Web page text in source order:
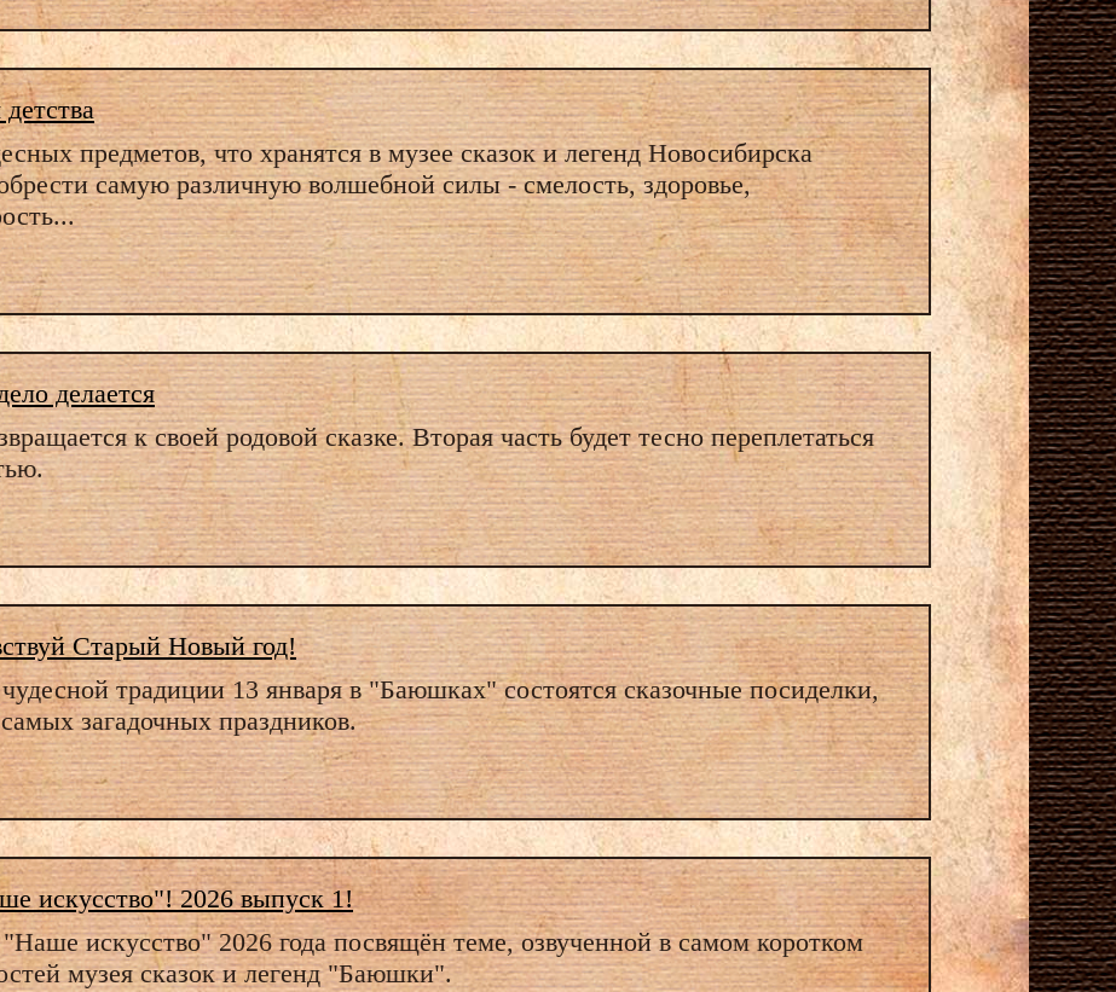
предметов, что хранятся в музее сказок и легенд Новосибирска
самую различную волшебной силы - смелость, здоровье,
делается
к своей родовой сказке. Вторая часть будет тесно переплетаться
Старый Новый год!
традиции 13 января в "Баюшках" состоятся сказочные посиделки,
загадочных праздников.
искусство"! 2026 выпуск 1!
искусство" 2026 года посвящён теме, озвученной в самом коротком
музея сказок и легенд "Баюшки".